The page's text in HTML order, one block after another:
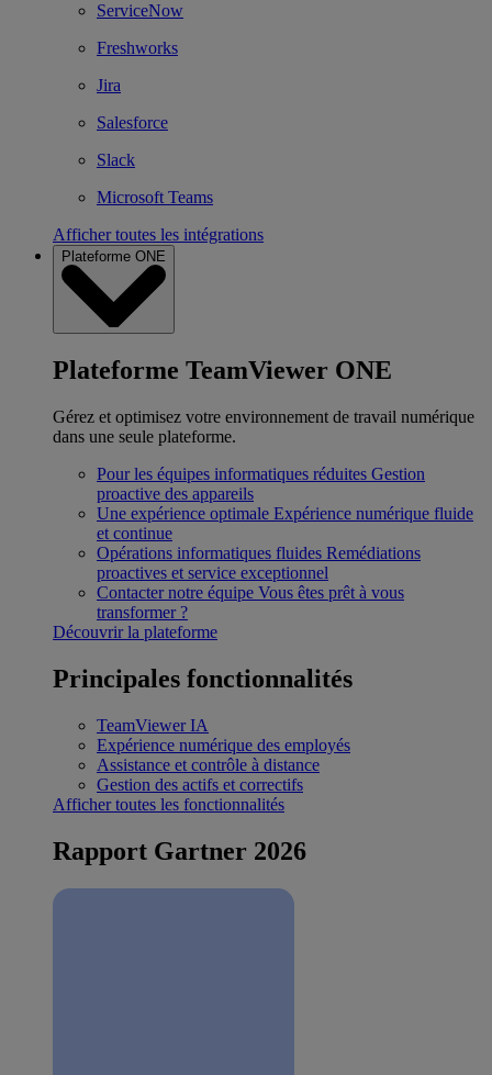
ServiceNow
Freshworks
Jira
Salesforce
Slack
Microsoft Teams
Afficher toutes les intégrations
Plateforme ONE
Plateforme TeamViewer ONE
Gérez et optimisez votre environnement de travail numérique
dans une seule plateforme.
Pour les équipes informatiques réduites Gestion
proactive des appareils
Une expérience optimale Expérience numérique fluide
et continue
Opérations informatiques fluides Remédiations
proactives et service exceptionnel
Contacter notre équipe Vous êtes prêt à vous
transformer ?
Découvrir la plateforme
Principales fonctionnalités
TeamViewer IA
Expérience numérique des employés
Assistance et contrôle à distance
Gestion des actifs et correctifs
Afficher toutes les fonctionnalités
Rapport Gartner 2026